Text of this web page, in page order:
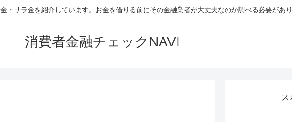
・サラ金を紹介しています。お金を借りる前にその金融業者が大丈夫なのか調べる必要があ
消費者金融チェックNAVI